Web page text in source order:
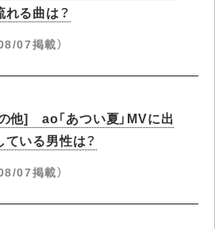
れる曲は？
07掲載）
他] ao「あつい夏」MVに出
ている男性は？
07掲載）